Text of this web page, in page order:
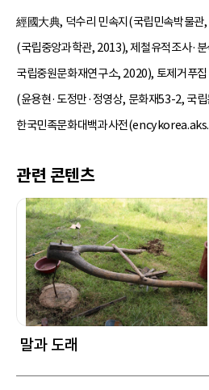
經國大典, 덕수리 민속지(국립민속박물관
(국립중앙과학관, 2013), 제철유적조사·
국립중원문화재연구소, 2020), 토제거푸
(윤용현·도정만·정영상, 문화재53-2, 국
한국민족문화대백과사전
관련 콘텐츠
말과 도래